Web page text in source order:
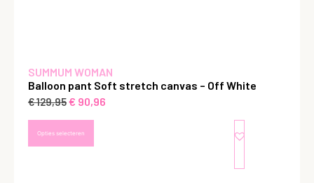
SUMMUM WOMAN
Balloon pant Soft stretch canvas – Off White
€129,95€ 90,96
Opties selecteren